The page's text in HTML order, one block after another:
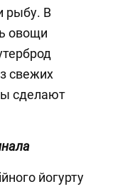
рыбу. В
овощи
свежих
сделают
йогурту